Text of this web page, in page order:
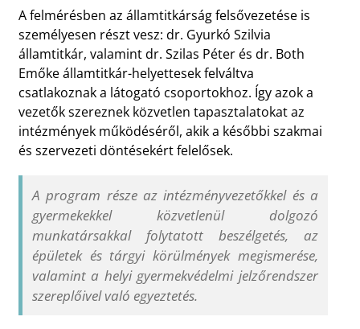
A felmérésben az államtitkárság felsővezetése is
személyesen részt vesz: dr. Gyurkó Szilvia
államtitkár, valamint dr. Szilas Péter és dr. Both
Emőke államtitkár-helyettesek felváltva
csatlakoznak a látogató csoportokhoz. Így azok a
vezetők szereznek közvetlen tapasztalatokat az
intézmények működéséről, akik a későbbi szakmai
és szervezeti döntésekért felelősek.
A program része az intézményvezetőkkel és a
gyermekekkel közvetlenül dolgozó
munkatársakkal folytatott beszélgetés, az
épületek és tárgyi körülmények megismerése,
valamint a helyi gyermekvédelmi jelzőrendszer
szereplőivel való egyeztetés.